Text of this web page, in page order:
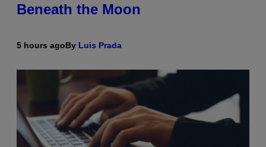
Beneath the Moon
5 hours agoBy Luis Prada